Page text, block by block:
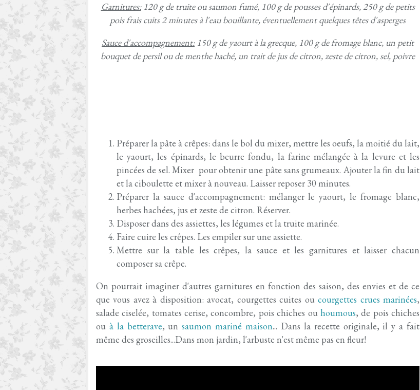
Garnitures:120 g de truite ou saumon fumé, 100 g de pousses d'épinards, 250 g de petits
pois frais cuits 2 minutes à l'eau bouillante, éventuellement quelques têtes d'asperges
Sauce d'accompagnement:150 g de yaourt à la grecque, 100 g de fromage blanc, un petit
bouquet de persil ou de menthe haché, un trait de jus de citron, zeste de citron, sel, poivre
Préparer la pâte à crêpes: dans le bol du mixer, mettre les oeufs, la moitié du lait,
le yaourt, les épinards, le beurre fondu, la farine mélangée à la levure et les
pincées de sel. Mixer pour obtenir une pâte sans grumeaux. Ajouter la fin du lait
et la ciboulette et mixer à nouveau. Laisser reposer 30 minutes.
Préparer la sauce d'accompagnement: mélanger le yaourt, le fromage blanc,
herbes hachées, jus et zeste de citron. Réserver.
Disposer dans des assiettes, les légumes et la truite marinée.
Faire cuire les crêpes. Les empiler sur une assiette.
Mettre sur la table les crêpes, la sauce et les garnitures et laisser chacun
composer sa crêpe.
On pourrait imaginer d'autres garnitures en fonction des saison, des envies et de ce
que vous avez à disposition: avocat, courgettes cuites oucourgettes crues marinées,
salade ciselée, tomates cerise, concombre, pois chiches ou houmous, de pois chiches
ou à la betterave, unsaumon mariné maison... Dans la recette originale, il y a fait
même des groseilles...Dans mon jardin, l'arbuste n'est même pas en fleur!